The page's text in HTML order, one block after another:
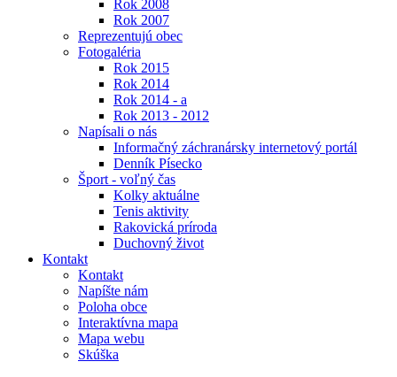
Rok 2008
Rok 2007
Reprezentujú obec
Fotogaléria
Rok 2015
Rok 2014
Rok 2014 - a
Rok 2013 - 2012
Napísali o nás
Informačný záchranársky internetový portál
Denník Písecko
Šport - voľný čas
Kolky aktuálne
Tenis aktivity
Rakovická príroda
Duchovný život
Kontakt
Kontakt
Napíšte nám
Poloha obce
Interaktívna mapa
Mapa webu
Skúška